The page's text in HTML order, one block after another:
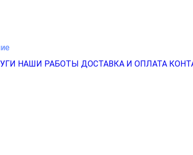
НАШИ РАБОТЫ ДОСТАВКА И ОПЛАТА